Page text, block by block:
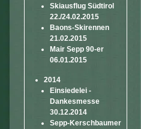
Skiausflug Südtirol
22./24.02.2015
Baons-Skirennen
21.02.2015
Mair Sepp 90-er
06.01.2015
2014
Einsiedelei -
Dankesmesse
30.12.2014
Sepp-Kerschbaumer